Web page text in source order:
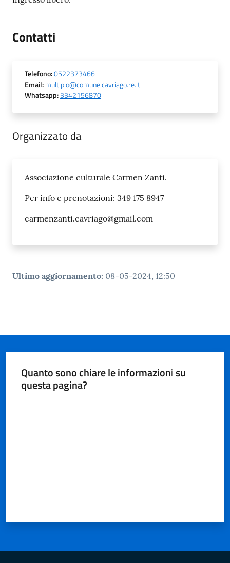
Contatti
Telefono:0522373466
Email:multiplo@comune.cavriago.re.it
Whatsapp:3342156870
Organizzato da
Associazione culturale Carmen Zanti.
Per info e prenotazioni: ⁨349 175 8947⁩
carmenzanti.cavriago@gmail.com
Ultimo aggiornamento: 08-05-2024, 12:50
Quanto sono chiare le informazioni su
questa pagina?